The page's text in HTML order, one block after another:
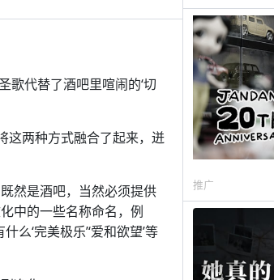
歌代替了酒吧里喧闹的‘切
这两种方式融合了起来，迸
然是酒吧，当然必须提供
中的一些名称命名，例
么‘完美极乐’‘爱和欲望’等
推广